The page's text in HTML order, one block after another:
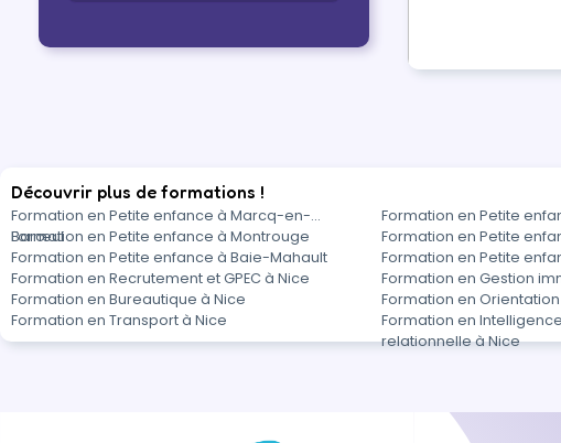
Découvrir plus de formations !
Formation en Petite enfance à Marcq-en-
Barœul
Formation en Petite
Formation en Petite enfance à Montrouge
Formation en Petite
Formation en Petite enfance à Baie-Mahault
Formation en Petite
Formation en Recrutement et GPEC à Nice
Formation en Gestion
Formation en Bureautique à Nice
Formation en
Formation en Transport à Nice
Formation en
relationnelle à Nice